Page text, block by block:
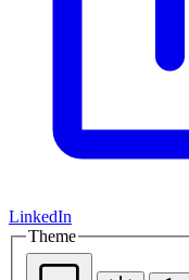
LinkedIn
Theme